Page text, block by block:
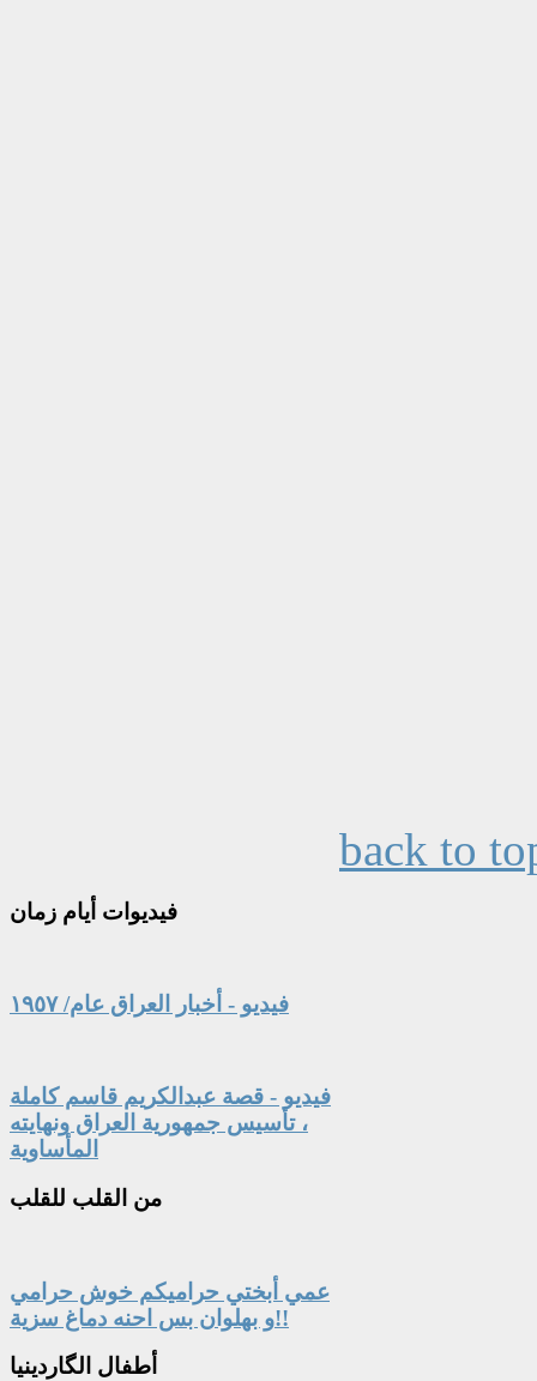
back to
فيديوات أيام زمان
فيديو - أخبار العراق عام/ ١٩٥٧
فيديو - قصة عبدالكريم قاسم كاملة
، تأسيس جمهورية العراق ونهايته
المأساوية
من القلب للقلب
عمي أبختي حراميكم خوش حرامي
و بهلوان بس احنه دماغ سزية!!
أطفال الگاردينيا